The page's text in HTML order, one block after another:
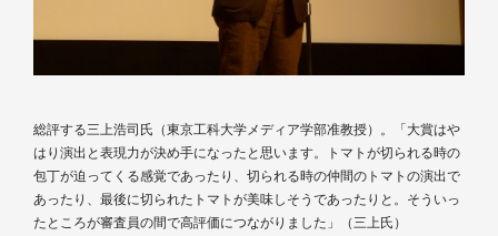
総評する三上浩司氏（東京工科大学メディア学部准教授）。「大賞はや
はり演出と表現力が決め手になったと思います。トマトが切られる時の
包丁が迫ってくる感覚であったり、切られる時の仲間のトマトの演出で
あったり、最後に切られたトマトが美味しそうであったりと。そういっ
たところが審査員の間で高評価につながりました」（三上氏）